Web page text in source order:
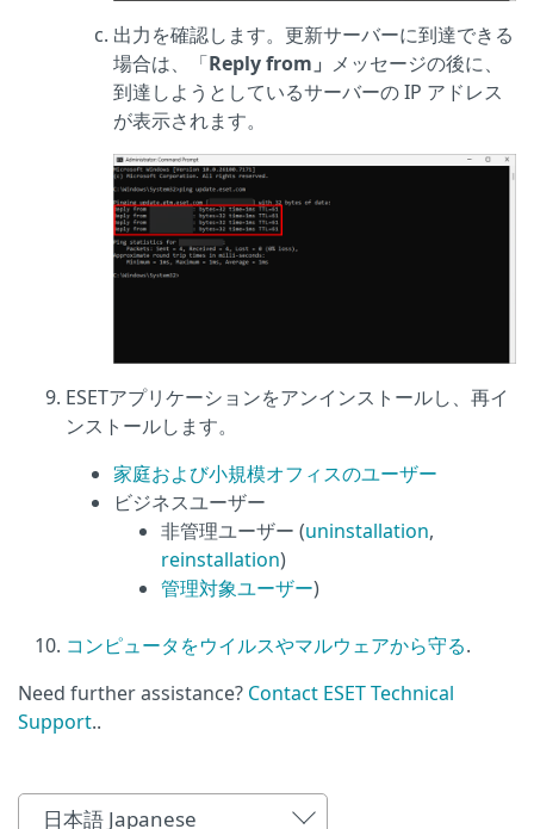
出力を確認します。更新サーバーに到達できる
場合は、「Reply from」 メッセージの後に、
到達しようとしているサーバーの IP アドレス
が表示されます。
ESETアプリケーションをアンインストールし、再イ
ンストールします。
家庭および小規模オフィスのユーザー
ビジネスユーザー
非管理ユーザー (uninstallation,
reinstallation)
管理対象ユーザー)
コンピュータをウイルスやマルウェアから守る.
Need further assistance? Contact ESET Technical
Support..
日本語 Japanese